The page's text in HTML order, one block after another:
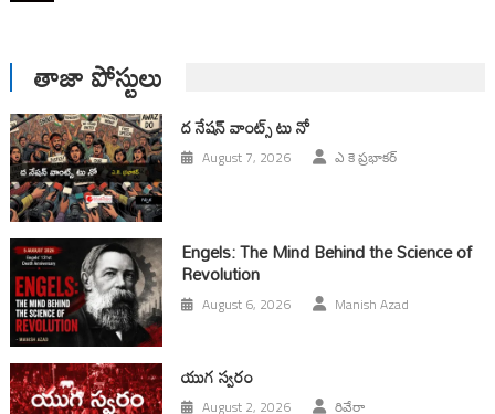
తాజా పోస్టులు
ద నేషన్ వాంట్స్ టు నో
August 7, 2026 ఎ కె ప్రభాకర్
Engels: The Mind Behind the Science of
Revolution
August 6, 2026 Manish Azad
యుగ స్వ‌రం
August 2, 2026 రివేరా